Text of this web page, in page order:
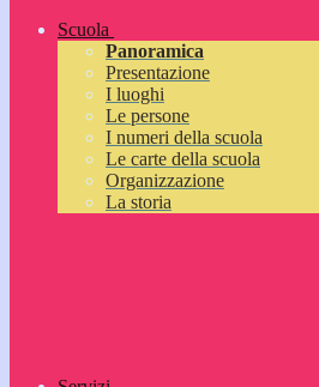
Scuola
Panoramica
Presentazione
I luoghi
Le persone
I numeri della scuola
Le carte della scuola
Organizzazione
La storia